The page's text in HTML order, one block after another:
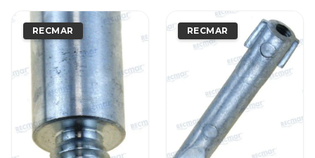
RECMAR RECMAR